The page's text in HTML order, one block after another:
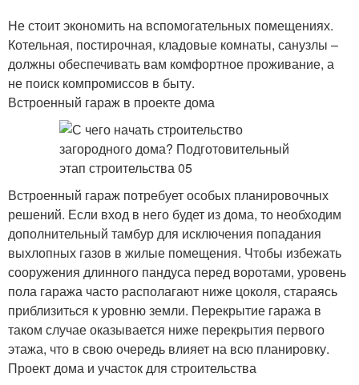
Не стоит экономить на вспомогательных помещениях.
Котельная, постирочная, кладовые комнаты, санузлы –
должны обеспечивать вам комфортное проживание, а
не поиск компромиссов в быту.
Встроенный гараж в проекте дома
Встроенный гараж потребует особых планировочных
решений. Если вход в него будет из дома, то необходим
дополнительный тамбур для исключения попадания
выхлопных газов в жилые помещения. Чтобы избежать
сооружения длинного пандуса перед воротами, уровень
пола гаража часто располагают ниже цоколя, стараясь
приблизиться к уровню земли. Перекрытие гаража в
таком случае оказывается ниже перекрытия первого
этажа, что в свою очередь влияет на всю планировку.
Проект дома и участок для строительства